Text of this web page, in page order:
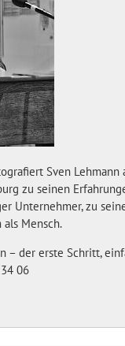
Sven Lehmann
zu seinen
Unternehmer, zu
als Mensch.
– der erste Schritt,
06